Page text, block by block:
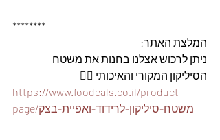
********
המלצת האתר:
ניתן לרכוש אצלנו בחנות את משטח
הסיליקון המקורי והאיכותי 👇🏽
https://www.foodeals.co.il/product-
page/משטח-סיליקון-לרידוד-ואפיית-בצק